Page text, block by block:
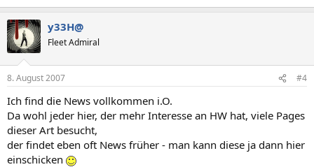
y33H@
Fleet Admiral
8. August 2007 #4
Ich find die News vollkommen i.O.
Da wohl jeder hier, der mehr Interesse an HW hat, viele Pages
dieser Art besucht,
der findet eben oft News früher - man kann diese ja dann hier
einschicken